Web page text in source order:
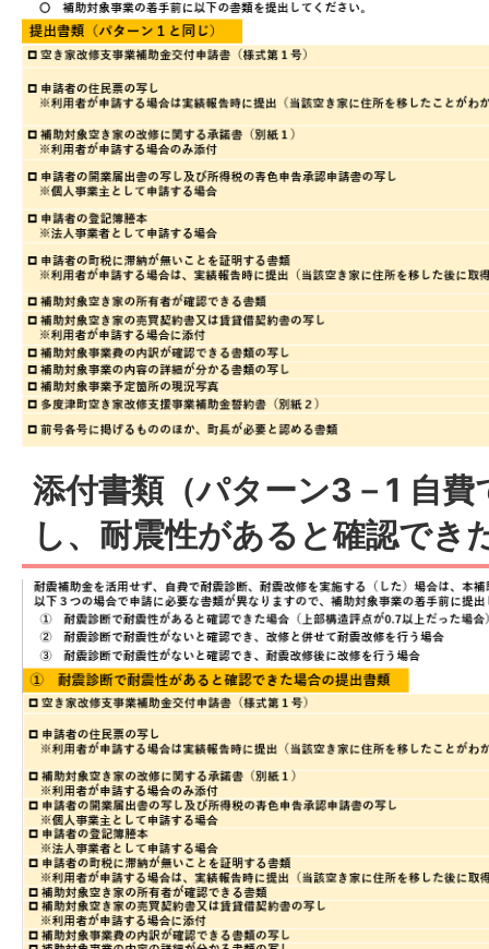
添付書類（パターン3－1 自費
し、耐震性があると確認でき